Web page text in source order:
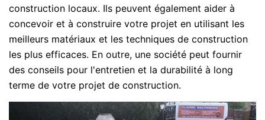
construction locaux. Ils peuvent également aider à
concevoir et à construire votre projet en utilisant les
meilleurs matériaux et les techniques de construction
les plus efficaces. En outre, une société peut fournir
des conseils pour l'entretien et la durabilité à long
terme de votre projet de construction.